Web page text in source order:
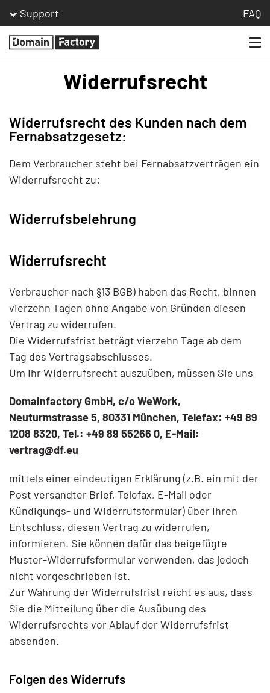
Support FAQ
Homepage
Widerrufsrecht
Widerrufsrecht des Kunden nach dem
Fernabsatzgesetz:
Dem Verbraucher steht bei Fernabsatzverträgen ein
Widerrufsrecht zu:
Widerrufsbelehrung
Widerrufsrecht
Verbraucher nach §13 BGB) haben das Recht, binnen
vierzehn Tagen ohne Angabe von Gründen diesen
Vertrag zu widerrufen.
Die Widerrufsfrist beträgt vierzehn Tage ab dem
Tag des Vertragsabschlusses.
Um Ihr Widerrufsrecht auszuüben, müssen Sie uns
Domainfactory GmbH, c/o WeWork,
Neuturmstrasse 5, 80331 München, Telefax: +49 89
1208 8320, Tel.: +49 89 55266 0, E-Mail:
vertrag@df.eu
mittels einer eindeutigen Erklärung (z.B. ein mit der
Post versandter Brief, Telefax, E-Mail oder
Kündigungs- und Widerrufsformular) über Ihren
Entschluss, diesen Vertrag zu widerrufen,
informieren. Sie können dafür das beigefügte
Muster-Widerrufsformular verwenden, das jedoch
nicht vorgeschrieben ist.
Zur Wahrung der Widerrufsfrist reicht es aus, dass
Sie die Mitteilung über die Ausübung des
Widerrufsrechts vor Ablauf der Widerrufsfrist
absenden.
Folgen des Widerrufs